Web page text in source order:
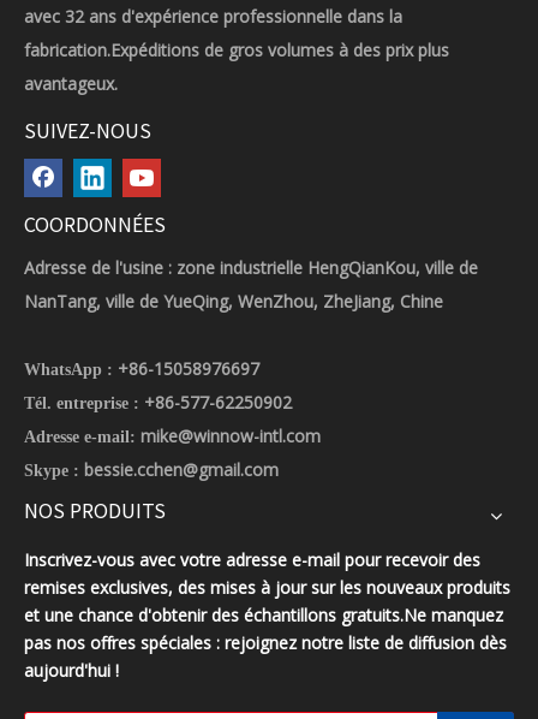
avec 32 ans d'expérience professionnelle dans la
fabrication.Expéditions de gros volumes à des prix plus
avantageux.
SUIVEZ-NOUS
COORDONNÉES
Adresse de l'usine : zone industrielle HengQianKou, ville de
NanTang, ville de YueQing, WenZhou, ZheJiang, Chine
WhatsApp : +86-15058976697
Tél. entreprise : +86-577-62250902
Adresse e-mail: mike@winnow-intl.com
Skype : bessie.cchen@gmail.com
NOS PRODUITS
Inscrivez-vous avec votre adresse e-mail pour recevoir des
remises exclusives, des mises à jour sur les nouveaux produits
et une chance d'obtenir des échantillons gratuits.Ne manquez
pas nos offres spéciales : rejoignez notre liste de diffusion dès
aujourd'hui !